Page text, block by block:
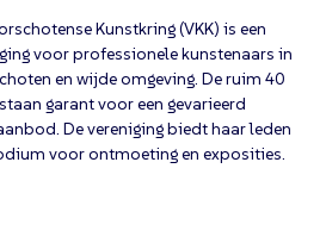
Kunstkring (VKK) is een
voor professionele kunstenaars in
en wijde omgeving. De ruim 40
garant voor een gevarieerd
De vereniging biedt haar leden
voor ontmoeting en exposities.